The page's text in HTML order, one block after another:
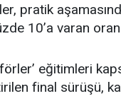
pratik
10’a varan
eğitimleri
final sürüşü,